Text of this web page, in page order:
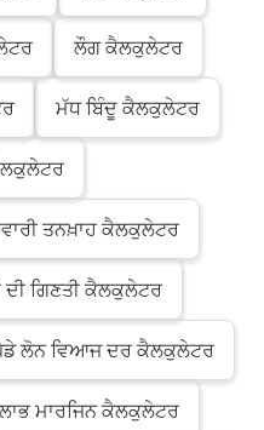
ਲੌਗ ਕੈਲਕੁਲੇਟਰ
ਮੱਧ ਬਿੰਦੂ ਕੈਲਕੁਲੇਟਰ
ਤਨਖ਼ਾਹ ਕੈਲਕੁਲੇਟਰ
ਦੀ ਗਿਣਤੀ ਕੈਲਕੁਲੇਟਰ
ਲੋਨ ਵਿਆਜ ਦਰ ਕੈਲਕੁਲੇਟਰ
ਮਾਰਜਿਨ ਕੈਲਕੁਲੇਟਰ